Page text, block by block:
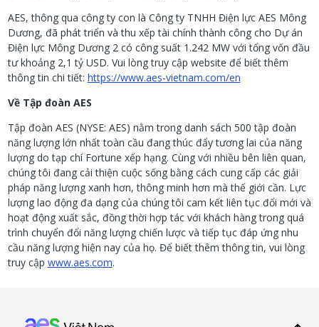
AES, thông qua công ty con là Công ty TNHH Điện lực AES Mông
Dương, đã phát triển và thu xếp tài chính thành công cho Dự án
Điện lực Mông Dương 2 có công suất 1.242 MW với tổng vốn đầu
tư khoảng 2,1 tỷ USD. Vui lòng truy cập website để biết thêm
thông tin chi tiết: https://www.aes-vietnam.com/en
Về Tập đoàn AES
Tập đoàn AES (NYSE: AES) nằm trong danh sách 500 tập đoàn
năng lượng lớn nhất toàn cầu đang thúc đẩy tương lai của năng
lượng do tạp chí Fortune xếp hạng. Cùng với nhiều bên liên quan,
chúng tôi đang cải thiện cuộc sống bằng cách cung cấp các giải
pháp năng lượng xanh hơn, thông minh hơn mà thế giới cần. Lực
lượng lao động đa dạng của chúng tôi cam kết liên tục đổi mới và
hoạt động xuất sắc, đồng thời hợp tác với khách hàng trong quá
trình chuyển đổi năng lượng chiến lược và tiếp tục đáp ứng nhu
cầu năng lượng hiện nay của họ. Để biết thêm thông tin, vui lòng
truy cập www.aes.com.